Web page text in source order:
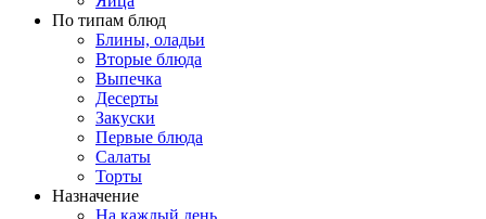
По типам блюд
Блины, оладьи
Вторые блюда
Выпечка
Десерты
Закуски
Первые блюда
Салаты
Торты
Назначение
На каждый день